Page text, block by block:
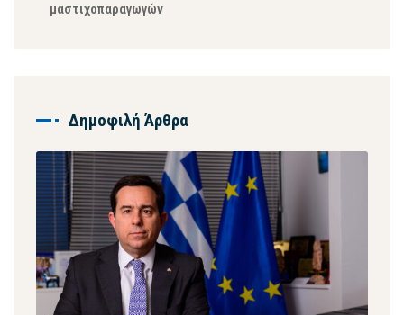
μαστιχοπαραγωγών
Δημοφιλή Άρθρα